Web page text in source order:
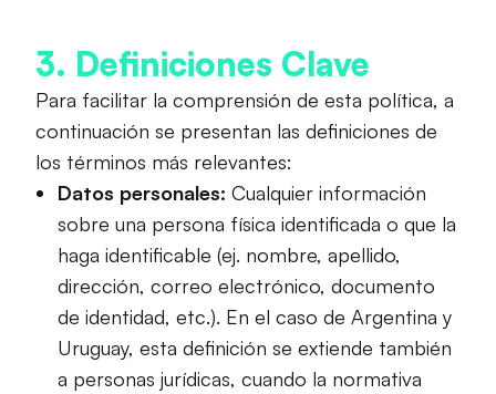
3. Definiciones Clave
Para facilitar la comprensión de esta política, a
continuación se presentan las definiciones de
los términos más relevantes:
Datos personales: Cualquier información
sobre una persona física identificada o que la
haga identificable (ej. nombre, apellido,
dirección, correo electrónico, documento
de identidad, etc.). En el caso de Argentina y
Uruguay, esta definición se extiende también
a personas jurídicas, cuando la normativa